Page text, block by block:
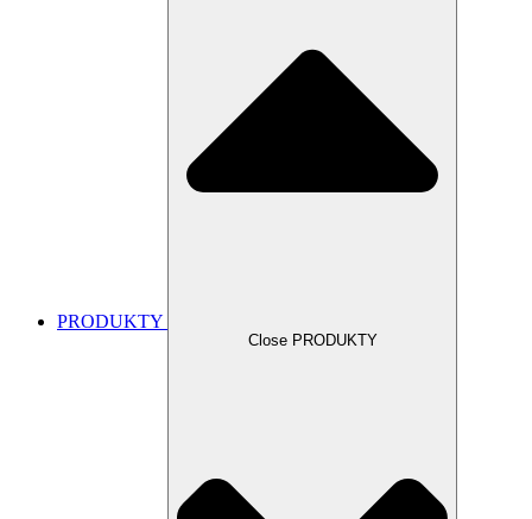
PRODUKTY
Close PRODUKTY